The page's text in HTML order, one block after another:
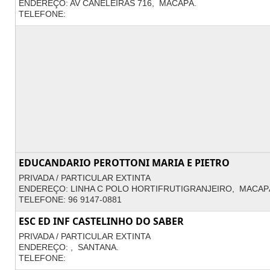
ENDEREÇO: AV CANELEIRAS 716, MACAPÁ.
TELEFONE:
EDUCANDARIO PEROTTONI MARIA E PIETRO
PRIVADA / PARTICULAR EXTINTA
ENDEREÇO: LINHA C POLO HORTIFRUTIGRANJEIRO,
TELEFONE: 96 9147-0881
ESC ED INF CASTELINHO DO SABER
PRIVADA / PARTICULAR EXTINTA
ENDEREÇO: , SANTANA.
TELEFONE: